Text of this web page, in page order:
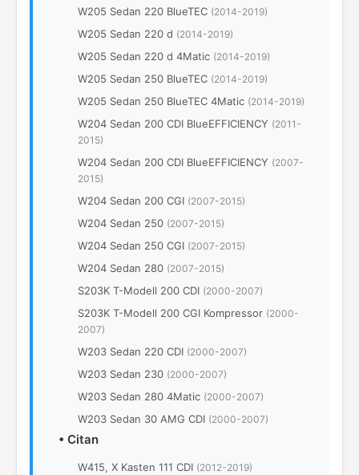
W205 Sedan 220 BlueTEC (2014-2019)
W205 Sedan 220 d (2014-2019)
W205 Sedan 220 d 4Matic (2014-2019)
W205 Sedan 250 BlueTEC (2014-2019)
W205 Sedan 250 BlueTEC 4Matic (2014-2019)
W204 Sedan 200 CDI BlueEFFICIENCY (2011-
2015)
W204 Sedan 200 CDI BlueEFFICIENCY (2007-
2015)
W204 Sedan 200 CGI (2007-2015)
W204 Sedan 250 (2007-2015)
W204 Sedan 250 CGI (2007-2015)
W204 Sedan 280 (2007-2015)
S203K T-Modell 200 CDI (2000-2007)
S203K T-Modell 200 CGI Kompressor (2000-
2007)
W203 Sedan 220 CDI (2000-2007)
W203 Sedan 230 (2000-2007)
W203 Sedan 280 4Matic (2000-2007)
W203 Sedan 30 AMG CDI (2000-2007)
• Citan
W415, X Kasten 111 CDI (2012-2019)